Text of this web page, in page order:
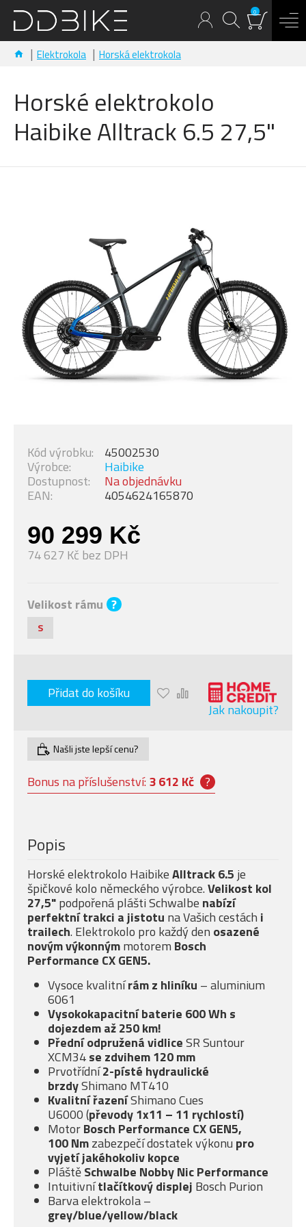
0
Elektrokola Horská elektrokola
Horské elektrokolo
Haibike Alltrack 6.5 27,5"
90 299 Kč
74 627 Kč bez DPH
Dostupnost: Na objednávku
Výrobce: Haibike
Kód výrobku: 45002530
EAN: 4054624165870
Velikost rámu ?
S
Přidat do košíku
Jak nakoupit?
Našli jste lepší cenu?
Bonus na příslušenství: 3 612 Kč ?
Popis
Horské elektrokolo HaibikeAlltrack 6.5 je
špičkové kolo německého výrobce.Velikost kol
27,5"podpořená plášti Schwalbe nabízí
perfektní trakci a jistotu na Vašich cestách i
trailech. Elektrokolo pro každý den osazené
novýmvýkonnýmmotorem Bosch
Performance CX GEN5.
Vysoce kvalitnírám z hliníku – aluminium
6061
Vysokokapacitní baterie 600 Wh s
dojezdem až 250 km!
Přední odpružená vidliceSR Suntour
XCM34se zdvihem 120 mm
Prvotřídní2-písté hydraulické
brzdyShimano MT410
Kvalitní řazeníShimano Cues
U6000 (převody 1x11 – 11 rychlostí)
MotorBosch Performance CX GEN5,
100 Nmzabezpečí dostatek výkonu pro
vyjetí jakéhokoliv kopce
PláštěSchwalbe Nobby Nic Performance
Intuitivnítlačítkový displej Bosch Purion
Barva elektrokola –
grey/blue/yellow/black